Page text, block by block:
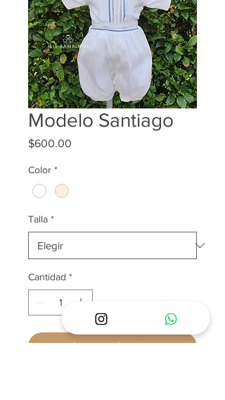
Modelo Santiago
$600.00
Color *
Talla *
Cantidad *
Agregar al carrito